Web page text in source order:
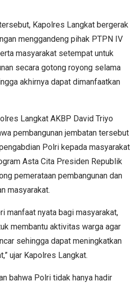
Kapolres Langkat bergerak
menggandeng pihak PTPN IV
masyarakat setempat untuk
secara gotong royong selama
akhirnya dapat dimanfaatkan
Langkat AKBP David Triyo
pembangunan jembatan tersebut
Polri kepada masyarakat
Asta Cita Presiden Republik
pemerataan pembangunan dan
masyarakat.
manfaat nyata bagi masyarakat,
membantu aktivitas warga agar
sehingga dapat meningkatkan
ujar Kapolres Langkat.
bahwa Polri tidak hanya hadir